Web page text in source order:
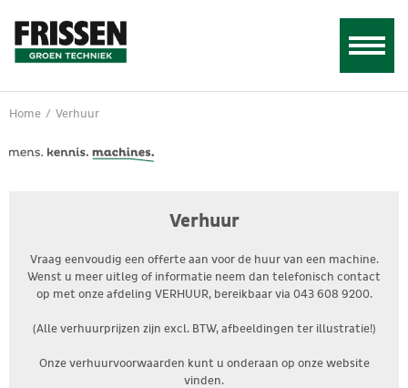
Home / Verhuur
Verhuur
Vraag eenvoudig een offerte aan voor de huur van een machine.
Wenst u meer uitleg of informatie neem dan telefonisch contact
op met onze afdeling VERHUUR, bereikbaar via 043 608 9200.
(Alle verhuurprijzen zijn excl. BTW, afbeeldingen ter illustratie!)
Onze verhuurvoorwaarden kunt u onderaan op onze website
vinden.